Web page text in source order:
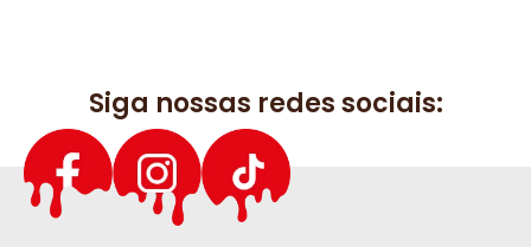
Siga nossas redes sociais: